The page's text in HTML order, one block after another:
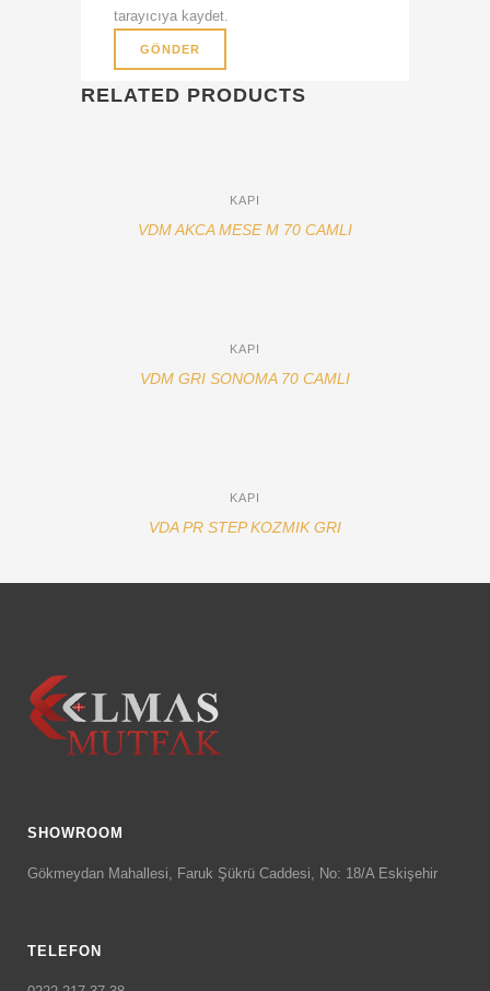
tarayıcıya kaydet.
RELATED PRODUCTS
KAPI
VDM AKCA MESE M 70 CAMLI
KAPI
VDM GRI SONOMA 70 CAMLI
KAPI
VDA PR STEP KOZMIK GRI
SHOWROOM
Gökmeydan Mahallesi, Faruk Şükrü Caddesi, No: 18/A Eskişehir
TELEFON